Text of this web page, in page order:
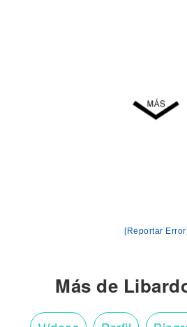
[Reportar Error]
Más de